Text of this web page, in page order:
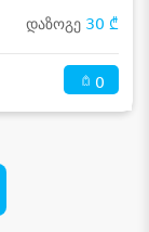
დაზოგე 30 ₾
0